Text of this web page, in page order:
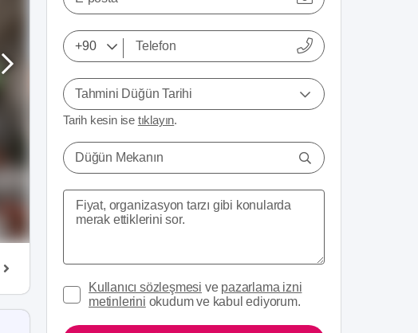
Tahmini Düğün Tarihi
Tarih kesin ise tıklayın.
Düğün Mekanın
Kullanıcı sözleşmesi ve pazarlama izni
metinlerini okudum ve kabul ediyorum.